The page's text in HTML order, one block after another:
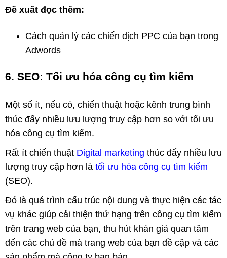
Đề xuất đọc thêm:
Cách quản lý các chiến dịch PPC của bạn trong
Adwords
6. SEO: Tối ưu hóa công cụ tìm kiếm
Một số ít, nếu có, chiến thuật hoặc kênh trung bình
thúc đẩy nhiều lưu lượng truy cập hơn so với tối ưu
hóa công cụ tìm kiếm.
Rất ít chiến thuật Digital marketing thúc đẩy nhiều lưu
lượng truy cập hơn là tối ưu hóa công cụ tìm kiếm
(SEO).
Đó là quá trình cấu trúc nội dung và thực hiện các tác
vụ khác giúp cải thiện thứ hạng trên công cụ tìm kiếm
trên trang web của bạn, thu hút khán giả quan tâm
đến các chủ đề mà trang web của bạn đề cập và các